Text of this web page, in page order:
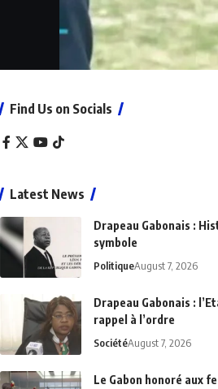
Find Us on Socials
Latest News
Drapeau Gabonais :
symbole
PolitiqueAugust 7, 2026
Drapeau Gabonais :
rappel à l’ordre
SociétéAugust 7, 2026
Le Gabon honoré aux